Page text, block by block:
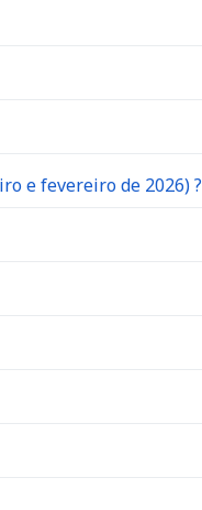
e fevereiro de 2026) ?